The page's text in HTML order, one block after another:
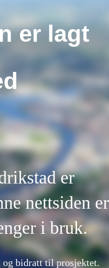
er lagt
er
nettsiden er
i bruk.
bidratt til prosjektet.